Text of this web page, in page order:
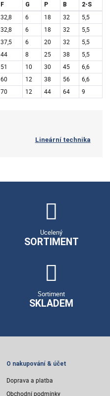
F G P B 2-S
32,8 6 18 32
5,5
32,8 6 18 32
5,5
37,5 6 20 32
5,5
44 8 25 38
5,5
51 10 30 45
6,6
60 12 38 56
6,6
70 12 44 64 9
Lineární technika
Ucelený
SORTIMENT
Sortiment
SKLADEM
O nakupování & účet
Doprava a platba
Obchodní podmínky